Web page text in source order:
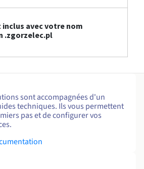
avec votre nom
.zgorzelec.pl
sont accompagnées d'un
techniques. Ils vous permettent
pas et de configurer vos